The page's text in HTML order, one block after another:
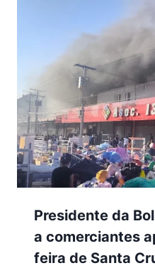
Presidente da
a comerciantes
feira de Santa